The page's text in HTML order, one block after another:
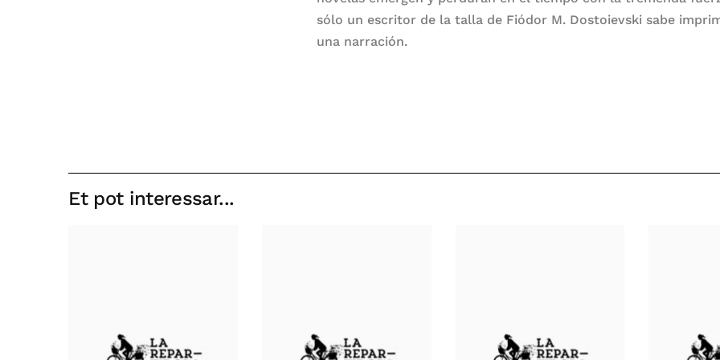
sólo un escritor de la talla de Fiódor M. Dostoievski sabe
una narración.
Et pot interessar...